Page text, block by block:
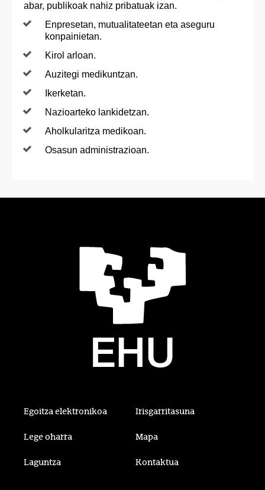
abar, publikoak nahiz pribatuak izan.
Enpresetan, mutualitateetan eta aseguru
konpainietan.
Kirol arloan.
Auzitegi medikuntzan.
Ikerketan.
Nazioarteko lankidetzan.
Aholkularitza medikoan.
Osasun administrazioan.
Egoitza elektronikoa Irisgarritasuna
Lege oharra Mapa
Laguntza Kontaktua